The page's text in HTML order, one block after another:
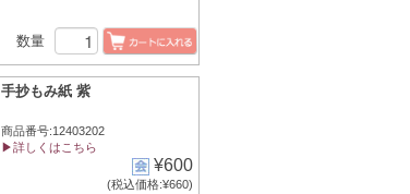
数量
手抄もみ紙 紫
商品番号:12403202
▶詳しくはこちら
¥600
(税込価格:¥660)